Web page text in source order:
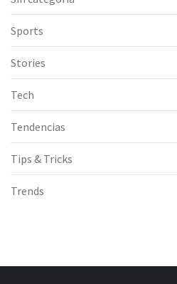
Sports
Stories
Tech
Tendencias
Tips & Tricks
Trends